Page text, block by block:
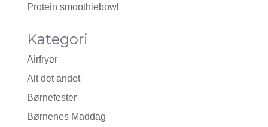
Protein smoothiebowl
Kategori
Airfryer
Alt det andet
Børnefester
Børnenes Maddag